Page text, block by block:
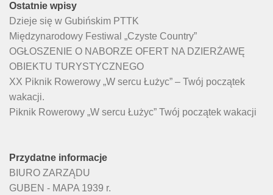
Ostatnie wpisy
Dzieje się w Gubińskim PTTK
Międzynarodowy Festiwal „Czyste Country”
OGŁOSZENIE O NABORZE OFERT NA DZIERŻAWĘ
OBIEKTU TURYSTYCZNEGO
XX Piknik Rowerowy „W sercu Łużyc” – Twój początek
wakacji.
Piknik Rowerowy „W sercu Łużyc” Twój początek wakacji
Przydatne informacje
BIURO ZARZĄDU
GUBEN - MAPA 1939 r.